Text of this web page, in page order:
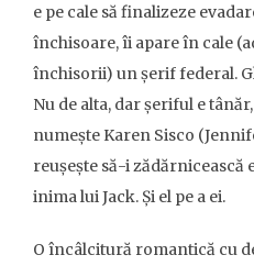
e pe cale să finalizeze
închisoare, îi apare în cale
închisorii) un șerif federal.
Nu de alta, dar șeriful e
numește Karen Sisco
reușește să-i zădărnicească
inima lui Jack. Și el pe a ei.
O încâlcitură romantică cu